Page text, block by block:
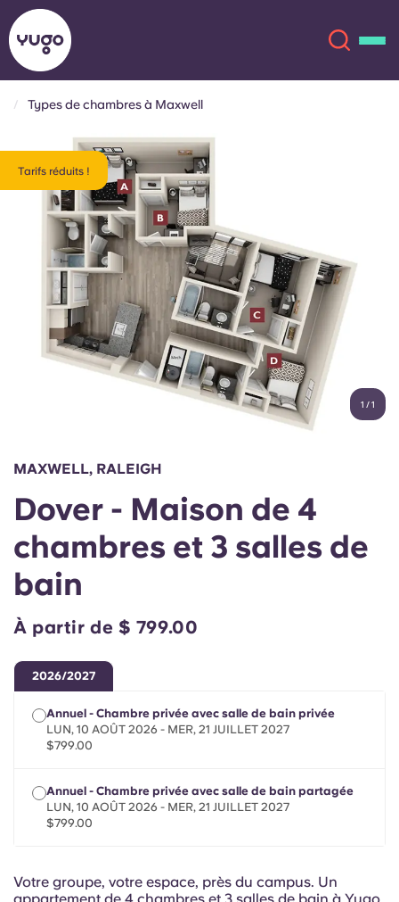
À propos
Lieux
Compte Langue
English (GB)
Chinese
Español
Italian
Portuguese
Se connecter
Réservez maintenant
English (GB)
English (US)
Chinese Español
Català Deutsch
Italian French
Portuguese
Types de chambres à Maxwell
Tarifs réduits !
1 /1
MAXWELL, RALEIGH
Dover - Maison de 4
chambres et 3 salles de
bain
À partir de $ 799.00
2026/2027
Annuel - Chambre privée avec salle de bain privée
LUN, 10 AOÛT 2026 - MER, 21 JUILLET 2027
$799.00
Annuel - Chambre privée avec salle de bain partagée
LUN, 10 AOÛT 2026 - MER, 21 JUILLET 2027
$799.00
Votre groupe, votre espace, près du campus. Un